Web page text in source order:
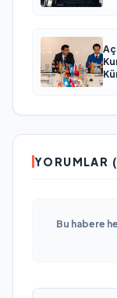
YORUMLAR
Bu habere